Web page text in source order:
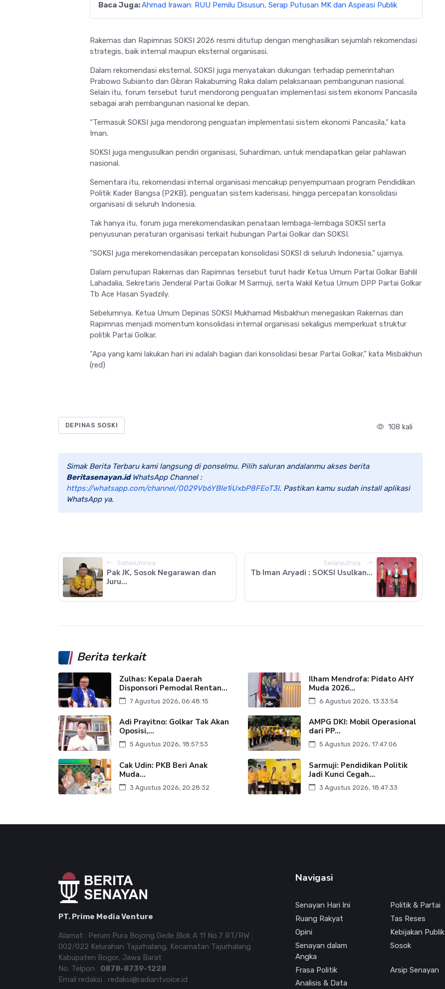
Baca Juga:Ahmad Irawan: RUU Pemilu Disusun, Serap Putusan MK dan Aspirasi Publik
Rakernas dan Rapimnas SOKSI 2026 resmi ditutup dengan menghasilkan sejumlah rekomendasi
strategis, baik internal maupun eksternal organisasi.
Dalam rekomendasi eksternal, SOKSI juga menyatakan dukungan terhadap pemerintahan
Prabowo Subianto danGibran Rakabuming Raka dalam pelaksanaan pembangunan nasional.
Selain itu, forum tersebut turut mendorong penguatan implementasi sistem ekonomi Pancasila
sebagai arah pembangunan nasional ke depan.
“Termasuk SOKSI juga mendorong penguatan implementasi sistem ekonomi Pancasila,” kata
Iman.
SOKSI juga mengusulkan pendiri organisasi,Suhardiman, untuk mendapatkan gelar pahlawan
nasional.
Sementara itu, rekomendasi internal organisasi mencakup penyempurnaan program Pendidikan
Politik Kader Bangsa (P2KB), penguatan sistem kaderisasi, hingga percepatan konsolidasi
organisasi di seluruh Indonesia.
Tak hanya itu, forum juga merekomendasikan penataan lembaga-lembaga SOKSI serta
penyusunan peraturan organisasi terkait hubungan Partai Golkar dan SOKSI.
“SOKSI juga merekomendasikan percepatan konsolidasi SOKSI di seluruh Indonesia,” ujarnya.
Dalam penutupan Rakernas dan Rapimnas tersebut turut hadir Ketua Umum Partai Golkar Bahlil
Lahadalia, Sekretaris Jenderal Partai Golkar M Sarmuji, serta Wakil Ketua Umum DPP Partai Golkar
Tb Ace Hasan Syadzily.
Sebelumnya, Ketua Umum Depinas SOKSI Mukhamad Misbakhun menegaskan Rakernas dan
Rapimnas menjadi momentum konsolidasi internal organisasi sekaligus memperkuat struktur
politik Partai Golkar.
“Apa yang kami lakukan hari ini adalah bagian dari konsolidasi besar Partai Golkar,” kata Misbakhun
(red)
DEPINAS SOSKI 108 kali
Simak Berita Terbaru kami langsung di ponselmu. Pilih saluran andalanmu akses berita
Beritasenayan.idWhatsApp Channel :
https://whatsapp.com/channel/0029Vb6YBle1iUxbP8FEoT3I. Pastikan kamu sudah install aplikasi
WhatsApp ya.
Sebelumnya
Pak JK, Sosok Negarawan dan
Juru...
Selanjutnya
Tb Iman Aryadi : SOKSI Usulkan...
Berita terkait
Zulhas: Kepala Daerah
Disponsori Pemodal Rentan...
7 Agustus 2026, 06:48:15
Ilham Mendrofa: Pidato AHY
Muda 2026...
6 Agustus 2026, 13:33:54
Adi Prayitno: Golkar Tak Akan
Oposisi,...
5 Agustus 2026, 18:57:53
AMPG DKI: Mobil Operasional
dari PP...
5 Agustus 2026, 17:47:06
Cak Udin: PKB Beri Anak
Muda...
3 Agustus 2026, 20:28:32
Sarmuji: Pendidikan Politik
Jadi Kunci Cegah...
3 Agustus 2026, 18:47:33
PT. Prime Media Venture
Alamat : Perum Pura Bojong Gede Blok A 11 No.7 RT/RW :
002/022 Kelurahan Tajurhalang, Kecamatan Tajurhalang
Kabupaten Bogor, Jawa Barat
No. Telpon : 0878-8739-1228
Email redaksi : redaksi@radiantvoice.id
Navigasi
Senayan Hari Ini
Politik & Partai
Ruang Rakyat
Tas Reses
Opini
Kebijakan Publik
Senayan dalam
Angka
Sosok
Frasa Politik
Arsip Senayan
Analisis & Data